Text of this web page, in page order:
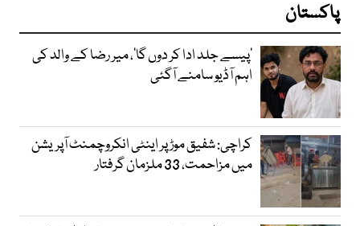
پاکستان
’پیسے جلد ادا کر دوں گا‘، میر رضا کے والد کی
اہم آڈیو سامنے آگئی
کراچی: شفیق موڑ پر اینٹی انکروچمنٹ آپریشن
میں مزاحمت، 33 ملزمان گرفتار